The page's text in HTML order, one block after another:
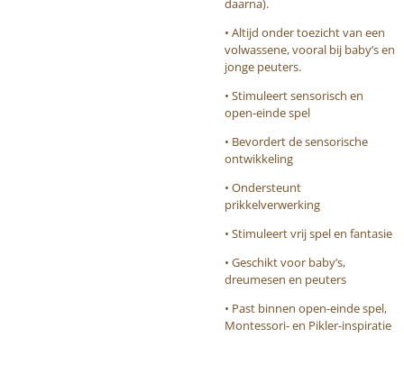
daarna).
• Altijd onder toezicht van een
volwassene, vooral bij baby’s en
jonge peuters.
• Stimuleert sensorisch en
open-einde spel
• Bevordert de sensorische
ontwikkeling
• Ondersteunt
prikkelverwerking
• Stimuleert vrij spel en fantasie
• Geschikt voor baby’s,
dreumesen en peuters
• Past binnen open-einde spel,
Montessori- en Pikler-inspiratie